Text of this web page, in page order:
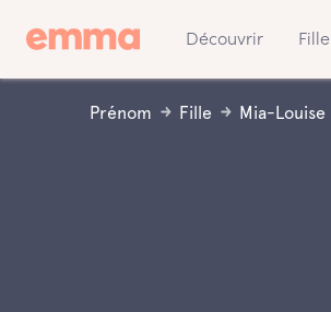
Découvrir Fille
Prénom Fille Mia-Louise